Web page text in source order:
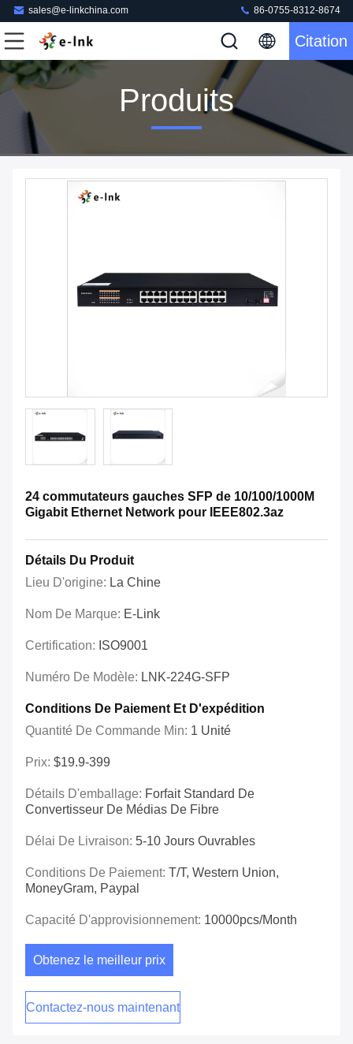
sales@e-linkchina.com 86-0755-8312-8674
Citation
Produits
24 commutateurs gauches SFP de 10/100/1000M
Gigabit Ethernet Network pour IEEE802.3az
Détails Du Produit
Lieu D'origine: La Chine
Nom De Marque: E-Link
Certification: ISO9001
Numéro De Modèle: LNK-224G-SFP
Conditions De Paiement Et D'expédition
Quantité De Commande Min: 1 Unité
Prix: $19.9-399
Détails D'emballage: Forfait Standard De
Convertisseur De Médias De Fibre
Délai De Livraison: 5-10 Jours Ouvrables
Conditions De Paiement: T/T, Western Union,
MoneyGram, Paypal
Capacité D'approvisionnement: 10000pcs/Month
Obtenez le meilleur prix
Contactez-nous maintenant